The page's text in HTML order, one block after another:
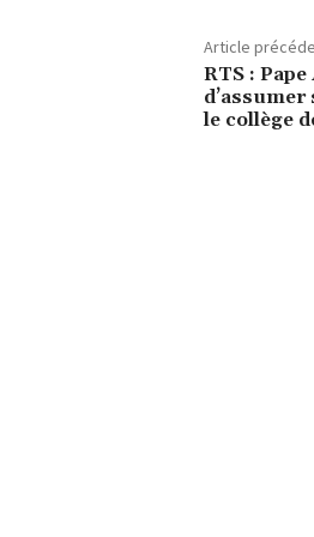
Article
RTS :
le collège